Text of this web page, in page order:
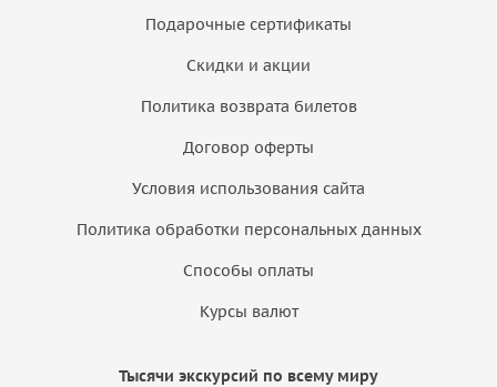
Подарочные сертификаты
Скидки и акции
Политика возврата билетов
Договор оферты
Условия использования сайта
Политика обработки персональных данных
Способы оплаты
Курсы валют
Тысячи экскурсий по всему миру